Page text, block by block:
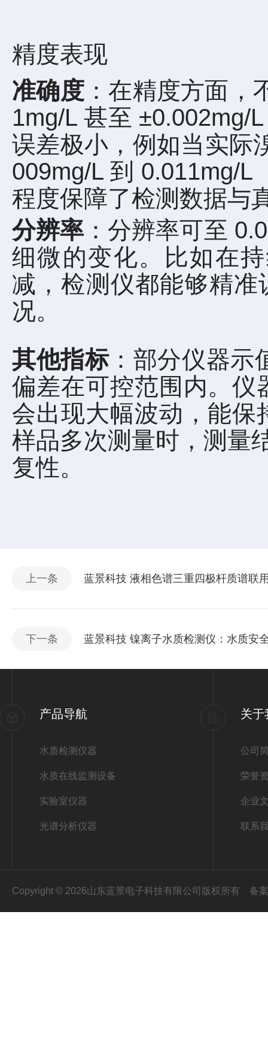
精度表现
准确度：在精度方面，
1mg/L 甚至 ±0.002mg/
误差极小，例如当实际
009mg/L 到 0.011mg/L
程度保障了检测数据与
分辨率 ：分辨率可至
细微的变化。比如在
减，检测仪都能够精
况。
其他指标：部分仪器示
偏差在可控范围内。仪
会出现大幅波动，能保
样品多次测量时，测量
复性。
上一条 蓝景科技 液相色谱三重四极杆质谱联
下一条 蓝景科技 镍离子水质检测仪：水质安
产品导航
水质检测仪器
水质在线监测设备
实验室仪器
光谱分析仪器
关于
公司
荣誉
企业
联系
Copyright © 2026山东蓝景电子科技有限公司版权所有 备